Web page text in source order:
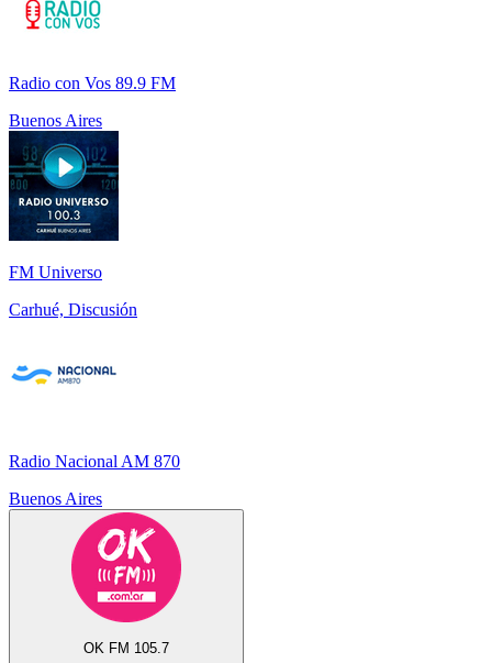
Radio con Vos 89.9 FM
Buenos Aires
FM Universo
Carhué, Discusión
Radio Nacional AM 870
Buenos Aires
OK FM 105.7